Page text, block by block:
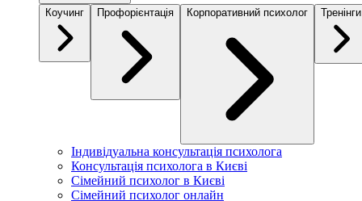
Коучинг Профорієнтація Корпоративний психолог Тренінги
Індивідуальна консультація психолога
Консультація психолога в Києві
Сімейний психолог в Києві
Сімейний психолог онлайн